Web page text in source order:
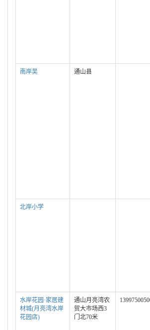
南岸吴 通山县
北岸小学
水岸花园·家居建
材城(月亮湾水岸
花园店)
通山月亮湾农
贸大市场西3
门北70米